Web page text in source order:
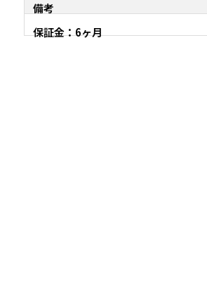
備考
保証金：6ヶ月